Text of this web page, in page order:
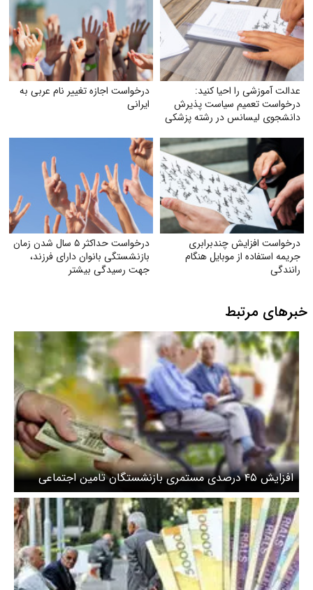
عدالت آموزشی را احیا کنید:
درخواست تعمیم سیاست پذیرش
دانشجوی لیسانس در رشته پزشکی
تیپ یک کشور
درخواست اجازه تغییر نام عربی به
ایرانی
درخواست افزایش چندبرابری
جریمه استفاده از موبایل هنگام
رانندگی
درخواست حداکثر ۵ سال شدن زمان
بازنشستگی بانوان دارای فرزند،
جهت رسیدگی بیشتر
خبرهای مرتبط
افزایش ۴۵ درصدی مستمری‌ بازنشستگان تامین اجتماعی